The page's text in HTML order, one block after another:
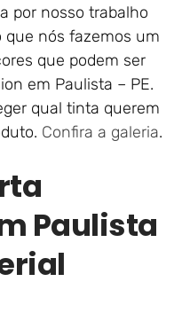
por nosso trabalho
que nós fazemos um
que podem ser
em Paulista – PE.
qual tinta querem
Confira a galeria.
Paulista